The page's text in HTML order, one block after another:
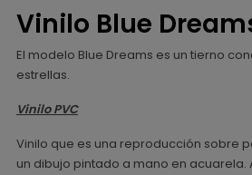
Vinilo Blue
El modelo Blue Dreams es un tierno
estrellas.
Vinilo PVC
Vinilo que es una reproducción sobre
un dibujo pintado a mano en acuarela.